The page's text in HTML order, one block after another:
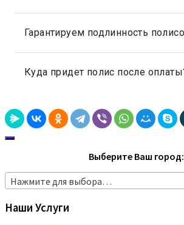
Выберите Ваш город:
Нажмите для выбора…
Наши Услуги